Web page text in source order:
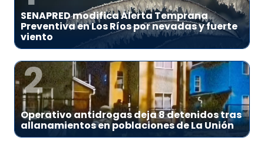
SENAPRED modifica Alerta Temprana
Preventiva en Los Ríos por nevadas y fuerte
viento
2
Operativo antidrogas deja 8 detenidos tras
allanamientos en poblaciones de La Unión